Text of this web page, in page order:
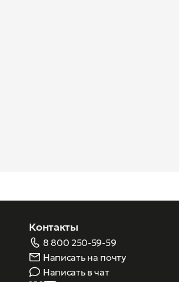
Контакты
8 800 250-59-59
Написать на почту
Написать в чат